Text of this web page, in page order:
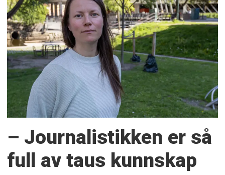
– Journalistikken er så
full av taus kunnskap